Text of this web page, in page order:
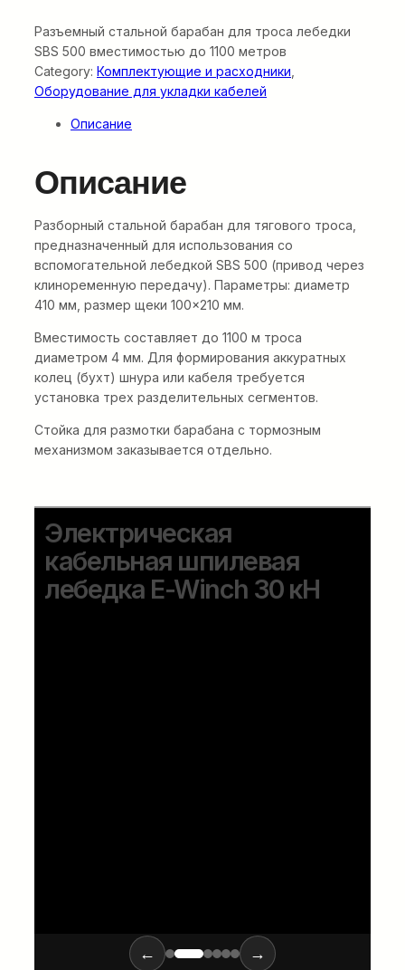
Разъемный стальной барабан для троса лебедки
SBS 500 вместимостью до 1100 метров
Category: Комплектующие и расходники
Оборудование для укладки кабелей
Описание
Описание
Разборный стальной барабан для тягового троса,
предназначенный для использования со
вспомогательной лебедкой SBS 500 (привод через
клиноременную передачу). Параметры: диаметр
410 мм, размер щеки 100×210 мм.
Вместимость составляет до 1100 м троса
диаметром 4 мм. Для формирования аккуратных
колец (бухт) шнура или кабеля требуется
установка трех разделительных сегментов.
Стойка для размотки барабана с тормозным
механизмом заказывается отдельно.
Электрическая
кабельная шпилевая
лебедка E-Winch 30 кН
← →